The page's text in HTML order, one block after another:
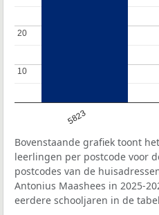
5823
10
10
20
20
Bovenstaande grafiek toont
leerlingen per postcode voor
postcodes van de
Antonius Maashees in 2025-
eerdere schooljaren in de